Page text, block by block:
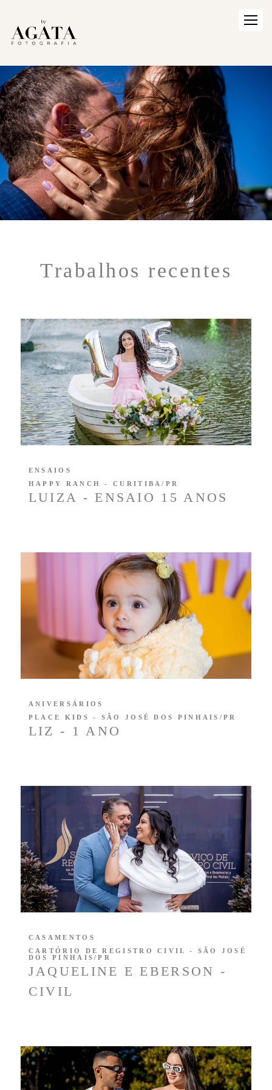
Trabalhos recentes
LUIZA - ENSAIO 15 ANOS
ENSAIOS
HAPPY RANCH - CURITIBA/PR
LIZ - 1 ANO
ANIVERSÁRIOS
PLACE KIDS - SÃO JOSÉ DOS PINHAIS/PR
JAQUELINE E EBERSON -
CIVIL
CASAMENTOS
CARTÓRIO DE REGISTRO CIVIL - SÃO JOSÉ
DOS PINHAIS/PR